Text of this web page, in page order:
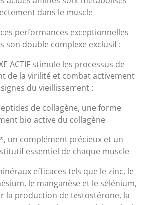
dans le muscle
performances exceptionnelles
son double complexe exclusif :
ACTIF stimule les processus de
de la virilité et combat activement
du vieillissement :
de collagène, une forme
bio active du collagène
un complément précieux et un
essentiel de chaque muscle
efficaces tels que le zinc, le
le manganèse et le sélénium,
la production de testostérone, la